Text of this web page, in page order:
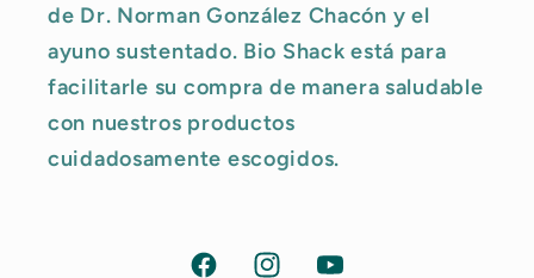
de Dr. Norman González Chacón y el
ayuno sustentado. Bio Shack está para
facilitarle su compra de manera saludable
con nuestros productos
cuidadosamente escogidos.